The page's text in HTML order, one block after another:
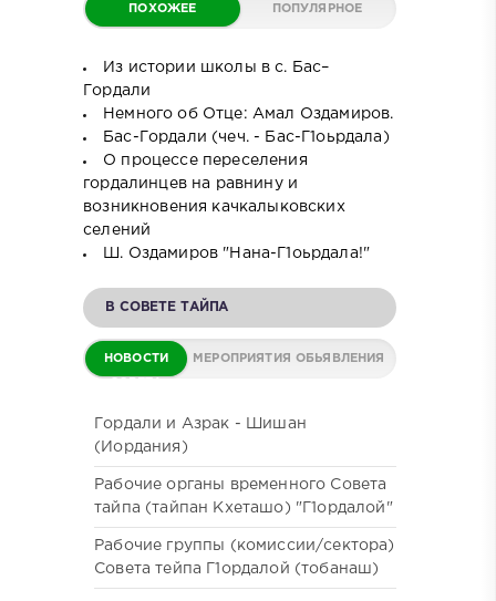
ПОХОЖЕЕ ПОПУЛЯРНОЕ
Из истории школы в с. Бас–
Гордали
Немного об Отце: Амал Оздамиров.
Бас-Гордали (чеч. - Бас-Г1оьрдала)
О процессе переселения
гордалинцев на равнину и
возникновения качкалыковских
селений
Ш. Оздамиров "Нана-Г1оьрдала!"
В СОВЕТЕ ТАЙПА
НОВОСТИ МЕРОПРИЯТИЯ ОБЬЯВЛЕНИЯ
Гордали и Азрак - Шишан
(Иордания)
Рабочие органы временного Совета
тайпа (тайпан Кхеташо) "Г1ордалой"
Рабочие группы (комиссии/сектора)
Совета тейпа Г1ордалой (тобанаш)